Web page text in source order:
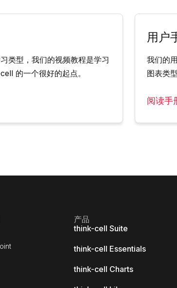
类型，我们的视频教程是学习
的一个很好的起点。
用户
我们的
图表类
阅读手
产品
think-cell Suite
think-cell Essentials
think-cell Charts